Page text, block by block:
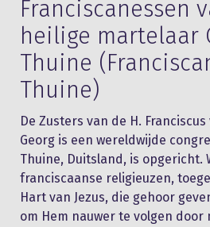
Franciscanessen
heilige martelaar
Thuine
Thuine)
De Zusters van de H.
Georg is een wereldwijde
Thuine, Duitsland, is opgericht.
franciscaanse religieuzen,
Hart van Jezus, die gehoor
om Hem nauwer te volgen door